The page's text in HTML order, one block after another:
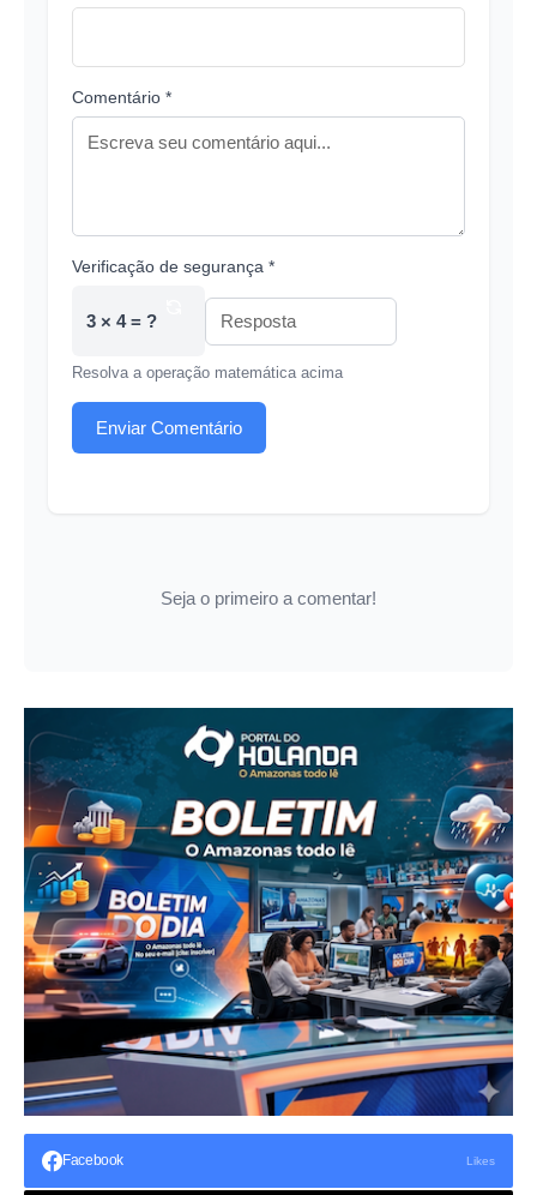
Comentário *
Verificação de segurança *
3 × 4 = ?
Resolva a operação matemática acima
Enviar Comentário
Seja o primeiro a comentar!
Facebook Likes